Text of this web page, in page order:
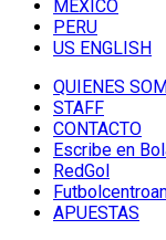
MÉXICO
PERU
US ENGLISH
QUIENES
STAFF
CONTACTO
Escribe en
RedGol
APUESTAS